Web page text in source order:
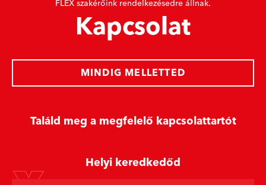
FLEX szakérőink rendelkezésedre állnak.
Kapcsolat
Találd meg a megfelelő kapcsolattartót
MINDIG MELLETTED
Helyi keredkedőd